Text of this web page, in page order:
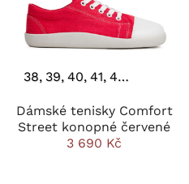
38 39 40 41 42
Dámské tenisky Comfort
Street konopné červené
3 690 Kč